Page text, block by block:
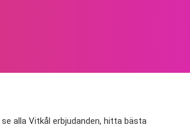
alla Vitkål erbjudanden, hitta bästa